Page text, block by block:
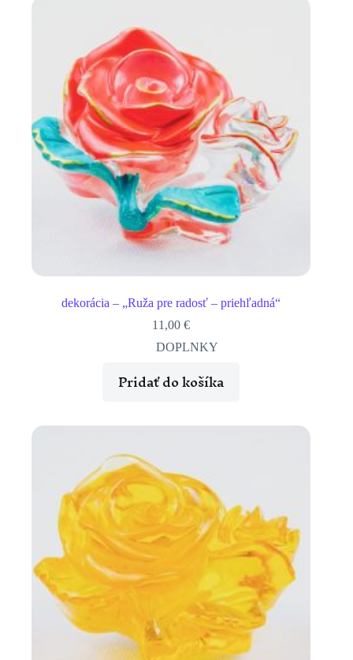
dekorácia – „Ruža pre radosť – priehľadná“
11,00€
DOPLNKY
Pridať do košíka